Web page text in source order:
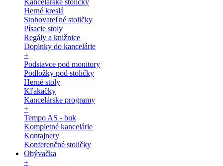
Kancelárske stoličky
Herné kreslá
Stohovateľné stoličky
Písacie stoly
Regály a knižnice
Doplnky do kancelárie
+
Podstavce pod monitory
Podložky pod stoličky
Herné stoly
Kľakačky
Kancelárske programy
+
Tempo AS - buk
Kompletné kancelárie
Kontajnery
Konferenčné stoličky
Obývačka
+